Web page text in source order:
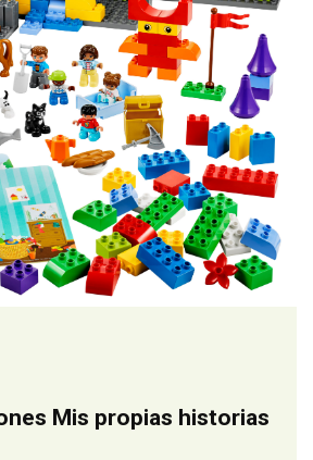
Mis propias historias